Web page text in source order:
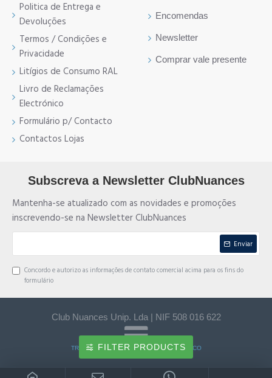
Politica de Entrega e
Devoluções
Termos / Condições e
Privacidade
Litígios de Consumo RAL
Livro de Reclamações
Electrónico
Formulário p/ Contacto
Contactos Lojas
Encomendas
Newsletter
Comprar vale presente
Subscreva a Newsletter ClubNuances
Mantenha-se atualizado com as novidades e promoções
inscrevendo-se na Newsletter ClubNuances
Enviar
Concordo e autorizo as informações de contato comercial acima para os fins do
formulário
Club Nuances Unip. Lda | NIF 508 016 622
TRANSFERÊNCIA BANCÁRIA e MULTIBANCO
FILTER PRODUCTS